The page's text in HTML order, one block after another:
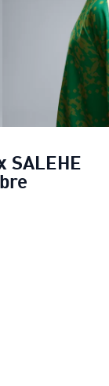
SALEHE
x